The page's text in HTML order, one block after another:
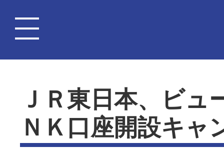
ＪＲ東日本、ビ
ＮＫ口座開設キャ